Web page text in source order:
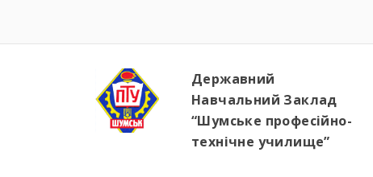
Державний
Навчальний Заклад
“Шумське професійно-
технічне училище”